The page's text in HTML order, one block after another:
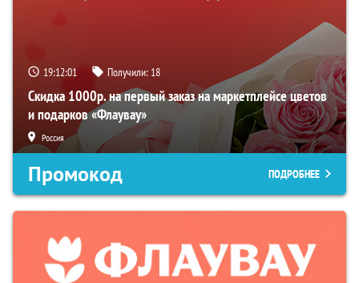
19:12:01 Получили: 18
Скидка 1000р. на первый заказ на маркетплейсе цветов
и подарков «Флаувау»
Россия
Промокод ПОДРОБНЕЕ